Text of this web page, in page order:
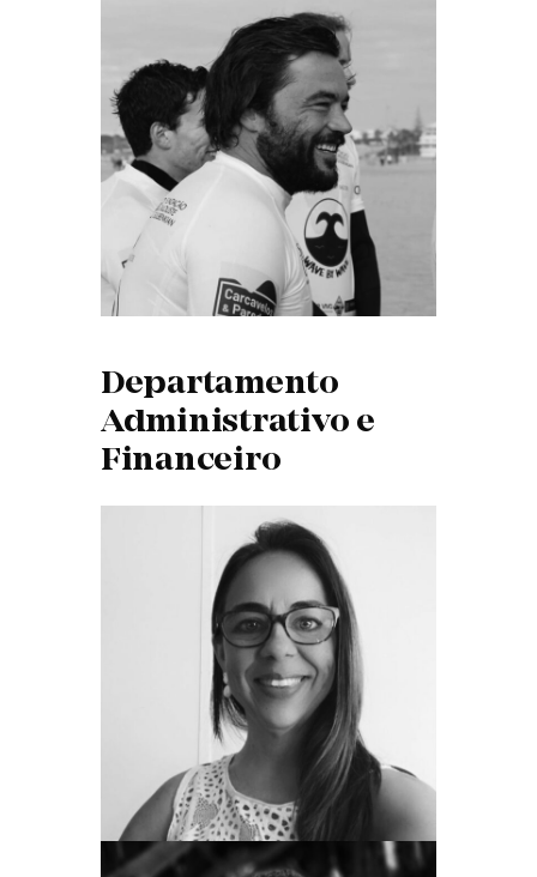
Departamento
Administrativo e
Financeiro